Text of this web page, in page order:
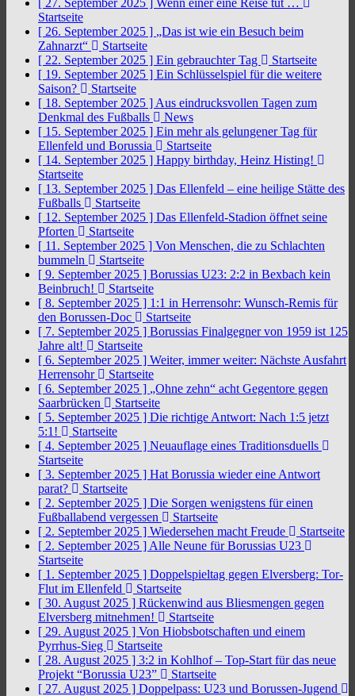
[ 27. September 2025 ] Wenn einer eine Reise tut …
Startseite
[ 26. September 2025 ] „Das ist wie ein Besuch beim
Zahnarzt“
Startseite
[ 22. September 2025 ] Ein gebrauchter Tag
Startseite
[ 19. September 2025 ] Ein Schlüsselspiel für die weitere
Saison?
Startseite
[ 18. September 2025 ] Aus eindrucksvollen Tagen zum
Denkmal des Fußballs
News
[ 15. September 2025 ] Ein mehr als gelungener Tag für
Ellenfeld und Borussia
Startseite
[ 14. September 2025 ] Happy birthday, Heinz Histing!
Startseite
[ 13. September 2025 ] Das Ellenfeld – eine heilige Stätte des
Fußballs
Startseite
[ 12. September 2025 ] Das Ellenfeld-Stadion öffnet seine
Pforten
Startseite
[ 11. September 2025 ] Von Menschen, die zu Schlachten
bummeln
Startseite
[ 9. September 2025 ] Borussias U23: 2:2 in Bexbach kein
Beinbruch!
Startseite
[ 8. September 2025 ] 1:1 in Herrensohr: Wunsch-Remis für
den Borussen-Doc
Startseite
[ 7. September 2025 ] Borussias Finalgegner von 1959 ist 125
Jahre alt!
Startseite
[ 6. September 2025 ] Weiter, immer weiter: Nächste Ausfahrt
Herrensohr
Startseite
[ 6. September 2025 ] „Ohne zehn“ acht Gegentore gegen
Saarbrücken
Startseite
[ 5. September 2025 ] Die richtige Antwort: Nach 1:5 jetzt
5:1!
Startseite
[ 4. September 2025 ] Neuauflage eines Traditionsduells
Startseite
[ 3. September 2025 ] Hat Borussia wieder eine Antwort
parat?
Startseite
[ 2. September 2025 ] Die Sorgen wenigstens für einen
Fußballabend vergessen
Startseite
[ 2. September 2025 ] Wiedersehen macht Freude
Startseite
[ 2. September 2025 ] Alle Neune für Borussias U23
Startseite
[ 1. September 2025 ] Doppelspieltag gegen Elversberg: Tor-
Flut im Ellenfeld
Startseite
[ 30. August 2025 ] Rückenwind aus Bliesmengen gegen
Elversberg mitnehmen!
Startseite
[ 29. August 2025 ] Von Hiobsbotschaften und einem
Pyrrhus-Sieg
Startseite
[ 28. August 2025 ] 3:2 in Kohlhof – Top-Start für das neue
Projekt “Borussia U23”
Startseite
[ 27. August 2025 ] Doppelpass: U23 und Borussen-Jugend